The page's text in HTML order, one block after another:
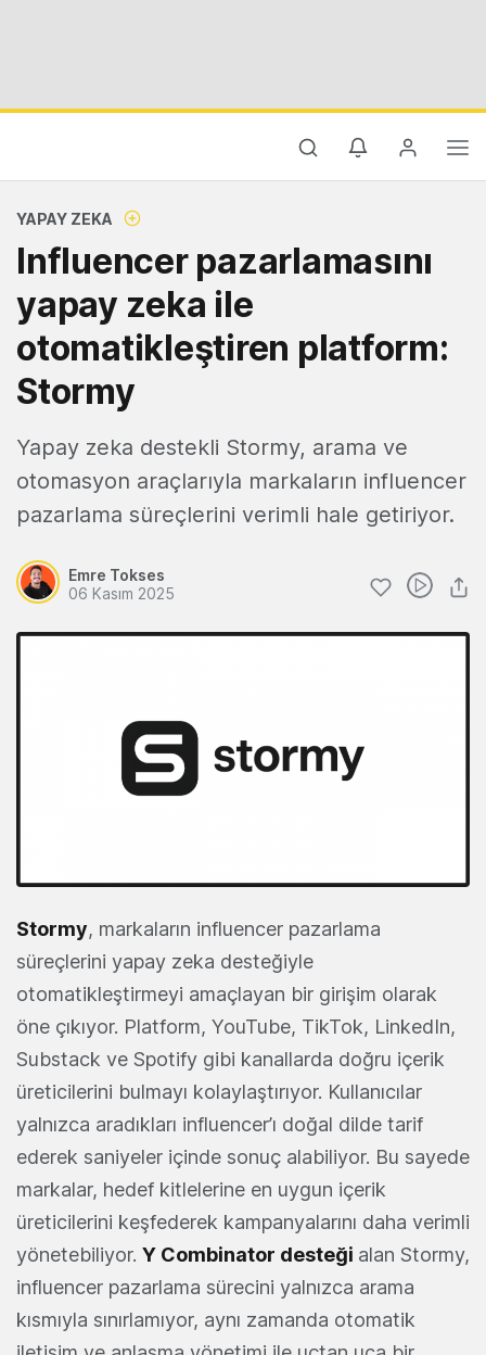
YAPAY ZEKA
Influencer pazarlamasını
yapay zeka ile
otomatikleştiren platform:
Stormy
Yapay zeka destekli Stormy, arama ve
otomasyon araçlarıyla markaların influencer
pazarlama süreçlerini verimli hale getiriyor.
Emre Tokses
06 Kasım 2025
Stormy, markaların influencer pazarlama
süreçlerini yapay zeka desteğiyle
otomatikleştirmeyi amaçlayan bir girişim olarak
öne çıkıyor. Platform, YouTube, TikTok, LinkedIn,
Substack ve Spotify gibi kanallarda doğru içerik
üreticilerini bulmayı kolaylaştırıyor. Kullanıcılar
yalnızca aradıkları influencer’ı doğal dilde tarif
ederek saniyeler içinde sonuç alabiliyor. Bu sayede
markalar, hedef kitlelerine en uygun içerik
üreticilerini keşfederek kampanyalarını daha verimli
yönetebiliyor. Y Combinator desteği alan Stormy,
influencer pazarlama sürecini yalnızca arama
kısmıyla sınırlamıyor, aynı zamanda otomatik